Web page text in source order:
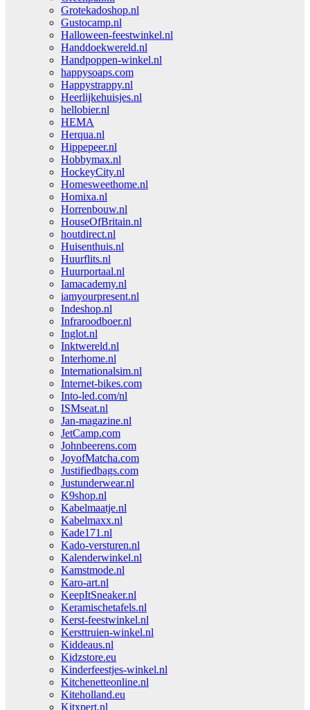
Grotekadoshop.nl
Gustocamp.nl
Halloween-feestwinkel.nl
Handdoekwereld.nl
Handpoppen-winkel.nl
happysoaps.com
Happystrappy.nl
Heerlijkehuisjes.nl
hellobier.nl
HEMA
Herqua.nl
Hippepeer.nl
Hobbymax.nl
HockeyCity.nl
Homesweethome.nl
Homixa.nl
Horrenbouw.nl
HouseOfBritain.nl
houtdirect.nl
Huisenthuis.nl
Huurflits.nl
Huurportaal.nl
Iamacademy.nl
iamyourpresent.nl
Indeshop.nl
Infraroodboer.nl
Inglot.nl
Inktwereld.nl
Interhome.nl
Internationalsim.nl
Internet-bikes.com
Into-led.com/nl
ISMseat.nl
Jan-magazine.nl
JetCamp.com
Johnbeerens.com
JoyofMatcha.com
Justifiedbags.com
Justunderwear.nl
K9shop.nl
Kabelmaatje.nl
Kabelmaxx.nl
Kade171.nl
Kado-versturen.nl
Kalenderwinkel.nl
Kamstmode.nl
Karo-art.nl
KeepItSneaker.nl
Keramischetafels.nl
Kerst-feestwinkel.nl
Kersttruien-winkel.nl
Kiddeaus.nl
Kidzstore.eu
Kinderfeestjes-winkel.nl
Kitchenetteonline.nl
Kiteholland.eu
Kitxpert.nl